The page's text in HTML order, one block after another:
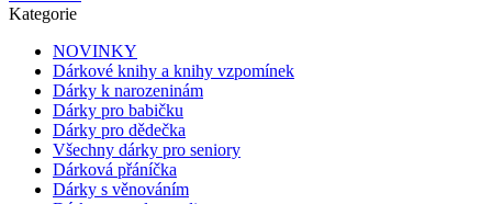
Kategorie
NOVINKY
Dárkové knihy a knihy vzpomínek
Dárky k narozeninám
Dárky pro babičku
Dárky pro dědečka
Všechny dárky pro seniory
Dárková přáníčka
Dárky s věnováním